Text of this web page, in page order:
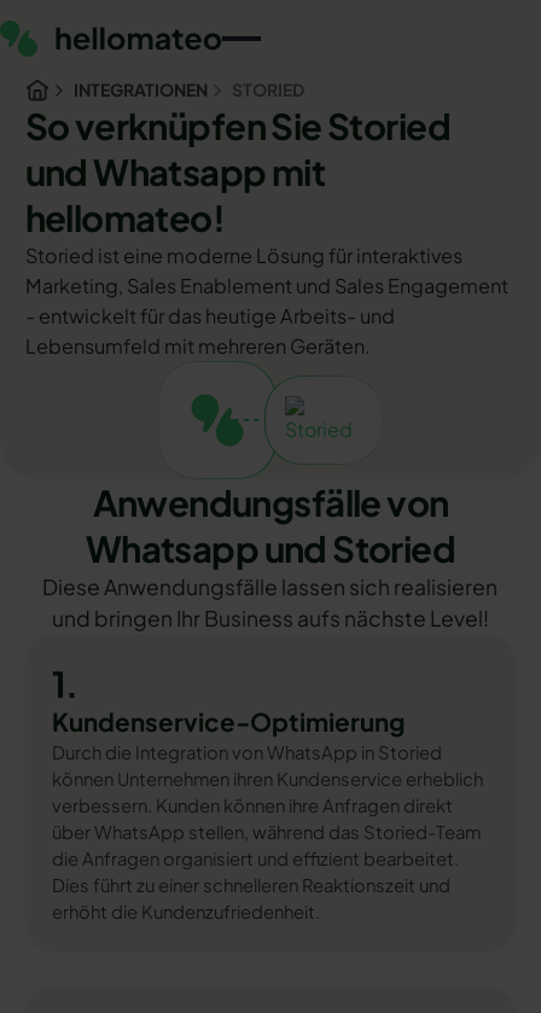
INTEGRATIONEN STORIED
So verknüpfen Sie Storied
und Whatsapp mit
hellomateo!
Storied ist eine moderne Lösung für interaktives
Marketing, Sales Enablement und Sales Engagement
- entwickelt für das heutige Arbeits- und
Lebensumfeld mit mehreren Geräten.
Anwendungsfälle von
Whatsapp und Storied
Diese Anwendungsfälle lassen sich realisieren
und bringen Ihr Business aufs nächste Level!
1.
Kundenservice-Optimierung
Durch die Integration von WhatsApp in Storied
können Unternehmen ihren Kundenservice erheblich
verbessern. Kunden können ihre Anfragen direkt
über WhatsApp stellen, während das Storied-Team
die Anfragen organisiert und effizient bearbeitet.
Dies führt zu einer schnelleren Reaktionszeit und
erhöht die Kundenzufriedenheit.